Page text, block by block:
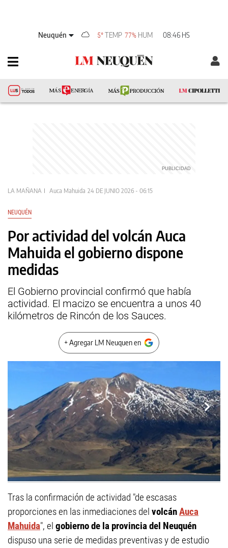
Neuquén 5°TEMP 77% HUM 08:46 HS
LA MAÑANA Auca Mahuida 24 DE JUNIO 2026 - 06:15
NEUQUÉN
Por actividad del volcán Auca
Mahuida el gobierno dispone
medidas
El Gobierno provincial confirmó que había
actividad. El macizo se encuentra a unos 40
kilómetros de Rincón de los Sauces.
+ Agregar LM Neuquen en
Tras la confirmación de actividad "de escasas
proporciones en las inmediaciones del volcánAuca
Mahuida", el gobierno de la provincia del Neuquén
dispuso una serie de medidas preventivas y de estudio